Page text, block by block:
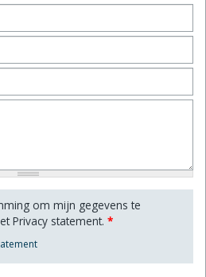
om mijn gegevens te
Privacy statement. *